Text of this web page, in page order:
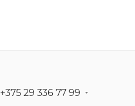
+375 29 336 77 99